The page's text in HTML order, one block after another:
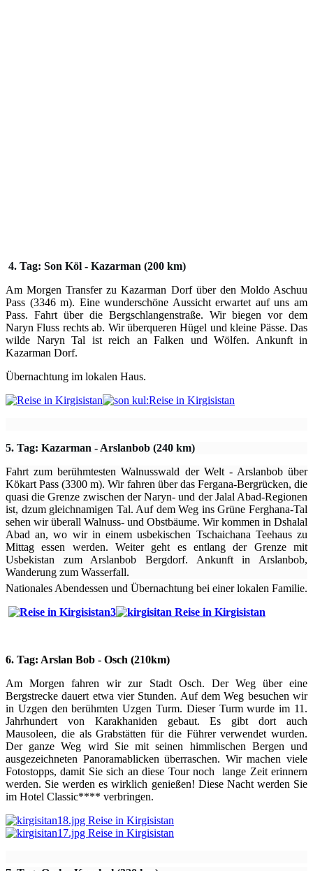
4. Tag: Son Köl - Kazarman (200 km)
Am Morgen Transfer zu Kazarman Dorf über den Moldo Aschuu
Pass (3346 m). Eine wunderschöne Aussicht erwartet auf uns am
Pass. Fahrt über die Bergschlangenstraße. Wir biegen vor dem
Naryn Fluss rechts ab. Wir überqueren Hügel und kleine Pässe. Das
wilde Naryn Tal ist reich an Falken und Wölfen. Ankunft in
Kazarman Dorf.
Übernachtung im lokalen Haus.
5. Tag: Kazarman - Arslanbob (240 km)
Fahrt zum berühmtesten Walnusswald der Welt - Arslanbob über
Kökart Pass (3300 m). Wir fahren über das Fergana-Bergrücken, die
quasi die Grenze zwischen der Naryn- und der Jalal Abad-Regionen
ist, dzum gleichnamigen Tal. Auf dem Weg ins Grüne Ferghana-Tal
sehen wir überall Walnuss- und Obstbäume. Wir kommen in Dshalal
Abad an, wo wir in einem usbekischen Tschaichana Teehaus zu
Mittag essen werden. Weiter geht es entlang der Grenze mit
Usbekistan zum Arslanbob Bergdorf. Ankunft in Arslanbob,
Wanderung zum Wasserfall.
Nationales Abendessen und Übernachtung bei einer lokalen Familie.
6. Tag: Arslan Bob - Osch (210km)
Am Morgen fahren wir zur Stadt Osch. Der Weg über eine
Bergstrecke dauert etwa vier Stunden. Auf dem Weg besuchen wir
in Uzgen den berühmten Uzgen Turm. Dieser Turm wurde im 11.
Jahrhundert von Karakhaniden gebaut. Es gibt dort auch
Mausoleen, die als Grabstätten für die Führer verwendet wurden.
Der ganze Weg wird Sie mit seinen himmlischen Bergen und
ausgezeichneten Panoramablicken überraschen. Wir machen viele
Fotostopps, damit Sie sich an diese Tour noch lange Zeit erinnern
werden. Sie werden es wirklich genießen! Diese Nacht werden Sie
im Hotel Classic**** verbringen.